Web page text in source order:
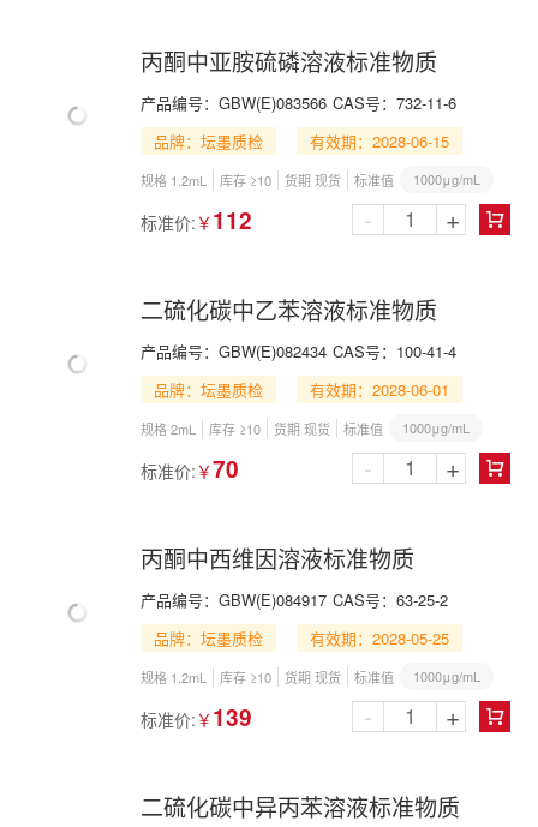
丙酮中亚胺硫磷溶液标准物质
产品编号： GBW(E)083566 CAS号： 732-11-6
品牌：坛墨质检
有效期：2028-06-15
规格 1.2mL 库存 ≥10 货期 现货 标准值 1000μg/mL
标准价: ￥ 112 
- +
二硫化碳中乙苯溶液标准物质
产品编号： GBW(E)082434 CAS号： 100-41-4
品牌：坛墨质检
有效期：2028-06-01
规格 2mL 库存 ≥10 货期 现货 标准值 1000μg/mL
标准价: ￥70 
- +
丙酮中西维因溶液标准物质
产品编号： GBW(E)084917 CAS号： 63-25-2
品牌：坛墨质检
有效期：2028-05-25
规格 1.2mL 库存 ≥10 货期 现货 标准值 1000μg/mL
标准价: ￥ 139 
- +
二硫化碳中异丙苯溶液标准物质